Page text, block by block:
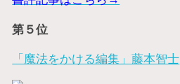
第５位
「魔法をかける編集」藤本智士